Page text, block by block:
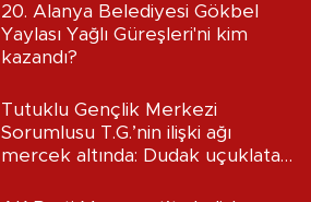
20. Alanya Belediyesi Gökbel
Yaylası Yağlı Güreşleri'ni kim
kazandı?
Tutuklu Gençlik Merkezi
Sorumlusu T.G.’nin ilişki ağı
mercek altında: Dudak uçuklatan